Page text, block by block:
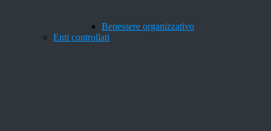
Benessere organizzativo
Enti controllati